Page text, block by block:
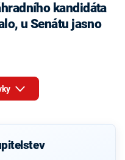
kandidáta
u Senátu jasno